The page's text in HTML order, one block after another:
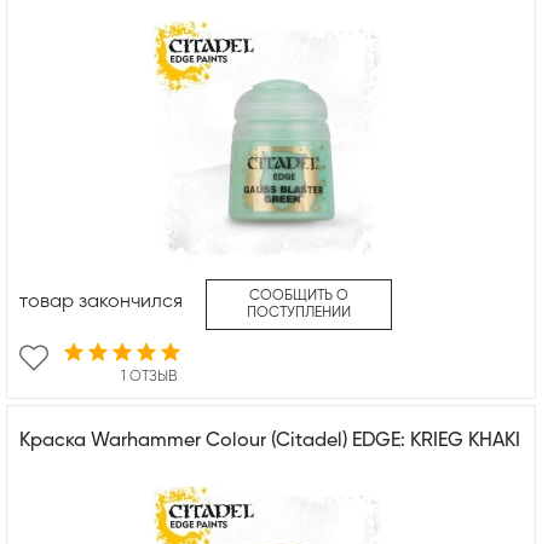
1 ОТЗЫВ
товар закончился
СООБЩИТЬ О
ПОСТУПЛЕНИИ
Краска Warhammer Colour (Citadel) EDGE: KRIEG KHAKI